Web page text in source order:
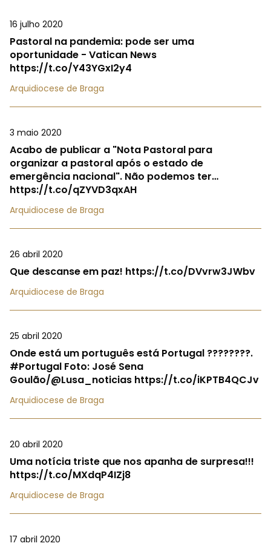
16 julho 2020
Pastoral na pandemia: pode ser uma
oportunidade - Vatican News
https://t.co/Y43YGxI2y4
Arquidiocese de Braga
3 maio 2020
Acabo de publicar a "Nota Pastoral para
organizar a pastoral após o estado de
emergência nacional". Não podemos ter…
https://t.co/qZYVD3qxAH
Arquidiocese de Braga
26 abril 2020
Que descanse em paz! https://t.co/DVvrw3JWbv
Arquidiocese de Braga
25 abril 2020
Onde está um português está Portugal ????????.
#Portugal Foto: José Sena
Goulão/@Lusa_noticias https://t.co/iKPTB4QCJv
Arquidiocese de Braga
20 abril 2020
Uma notícia triste que nos apanha de surpresa!!!
https://t.co/MXdqP4IZj8
Arquidiocese de Braga
17 abril 2020